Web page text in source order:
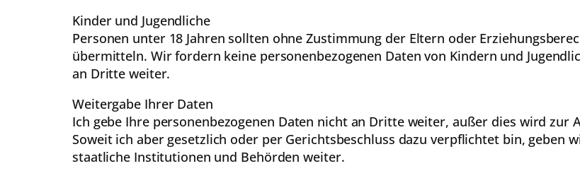
Kinder und Jugendliche
Personen unter 18 Jahren sollten ohne Zustimmung der Eltern oder
übermitteln. Wir fordern keine personenbezogenen Daten von Kindern und
an Dritte weiter.
Weitergabe Ihrer Daten
Ich gebe Ihre personenbezogenen Daten nicht an Dritte weiter, außer dies wird zur
Soweit ich aber gesetzlich oder per Gerichtsbeschluss dazu verpflichtet bin, geben
staatliche Institutionen und Behörden weiter.